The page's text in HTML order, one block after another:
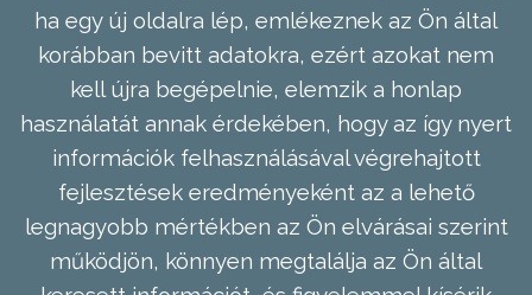
ha egy új oldalra lép, emlékeznek az Ön által
korábban bevitt adatokra, ezért azokat nem
kell újra begépelnie, elemzik a honlap
használatát annak érdekében, hogy az így nyert
információk felhasználásával végrehajtott
fejlesztések eredményeként az a lehető
legnagyobb mértékben az Ön elvárásai szerint
működjön, könnyen megtalálja az Ön által